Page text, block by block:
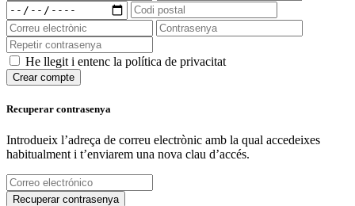
He llegit i entenc la política de privacitat
Crear compte
Recuperar contrasenya
Introdueix l’adreça de correu electrònic amb la qual accedeixes
habitualment i t’enviarem una nova clau d’accés.
Recuperar contrasenya